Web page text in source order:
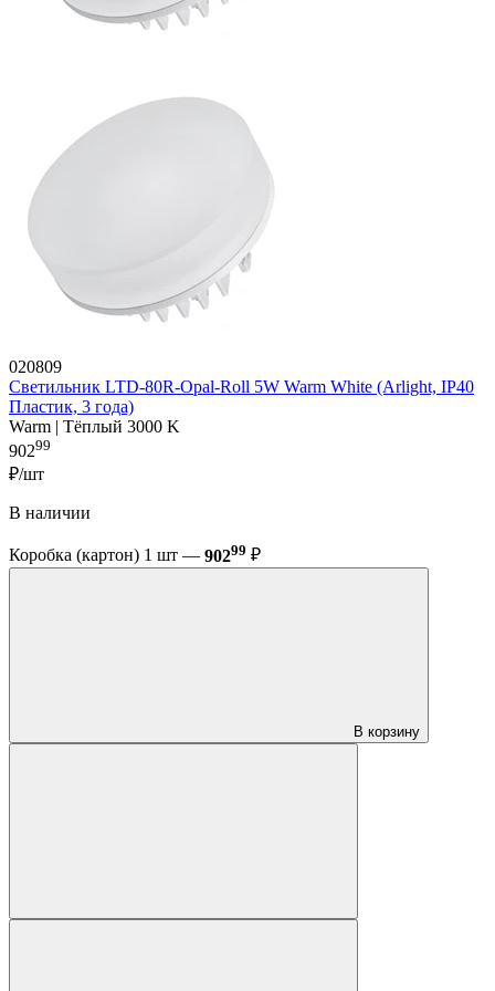
020809
Светильник LTD-80R-Opal-Roll 5W Warm White (Arlight, IP40
Пластик, 3 года)
Warm | Тёплый 3000 K
90299
₽/шт
В наличии
Коробка (картон) 1 шт — 90299 ₽
В корзину